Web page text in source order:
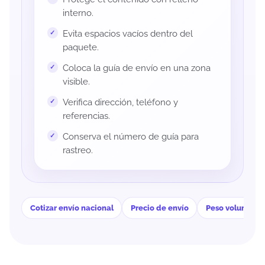
interno.
Evita espacios vacíos dentro del
paquete.
Coloca la guía de envío en una zona
visible.
Verifica dirección, teléfono y
referencias.
Conserva el número de guía para
rastreo.
Cotizar envío nacional Precio de envío Peso